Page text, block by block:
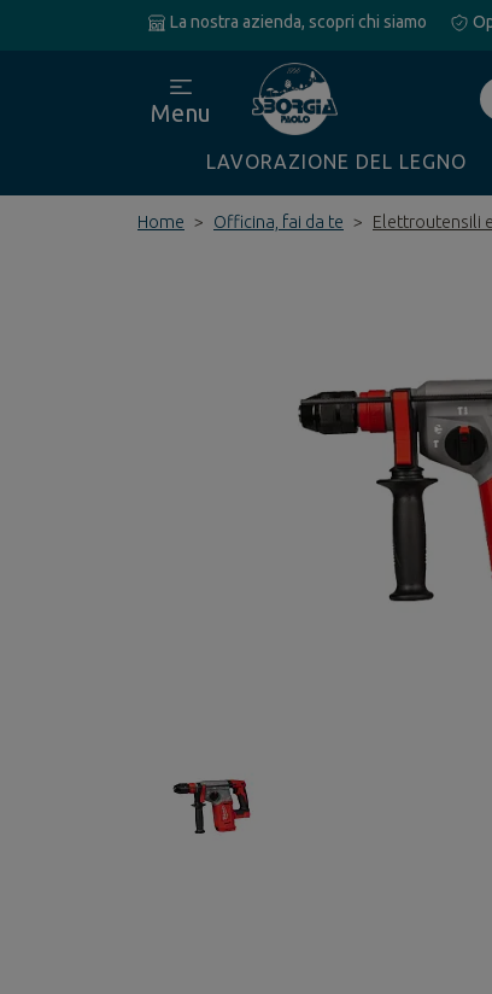
La nostra azienda, scopri chi siamo
Menu
LAVORAZIONE DEL LEGNO
Home Officina, fai da te Elettroutensili